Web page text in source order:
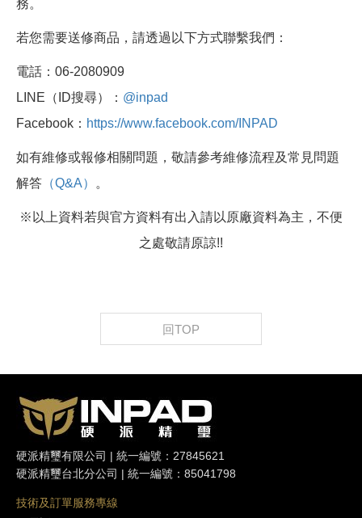
務。
若您需要送修商品，請透過以下方式聯繫我們：
電話：06-2080909
LINE（ID搜尋）： @inpad
Facebook： https://www.facebook.com/INPAD
如有維修或報修相關問題，敬請參考維修流程及常見問題
解答 （Q&A） 。
※以上資料若與官方資料有出入請以原廠資料為主，不便
之處敬請原諒!!
回TOP
硬派精璽有限公司 | 統一編號：27845621
硬派精璽台北分公司 | 統一編號：85041798
技術及訂單服務專線